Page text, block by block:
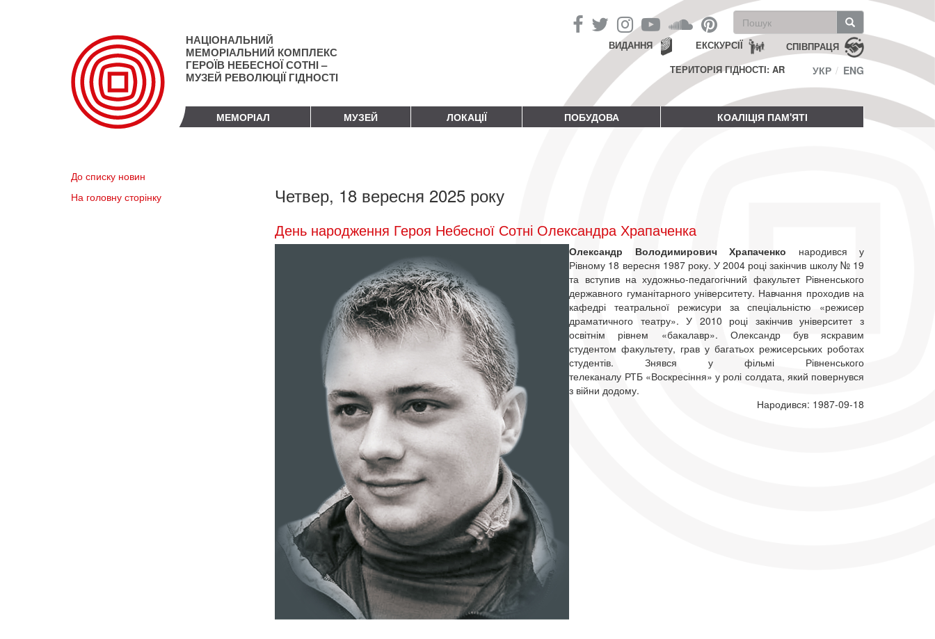
НАЦІОНАЛЬНИЙ
МЕМОРІАЛЬНИЙ КОМПЛЕКС
ГЕРОЇВ НЕБЕСНОЇ СОТНІ –
МУЗЕЙ РЕВОЛЮЦІЇ ГІДНОСТІ
Пошукова
форма
Пошук СПІВПРАЦЯ
ЕКСКУРСІЇ
ВИДАННЯ
ТЕРИТОРІЯ ГІДНОСТІ: AR
УКР ENG
МЕМОРІАЛ МУЗЕЙ ЛОКАЦІЇ ПОБУДОВА КОАЛІЦІЯ ПАМ'ЯТІ
До списку новин
На головну сторінку
Четвер, 18 вересня 2025 року
День народження Героя Небесної Сотні Олександра Храпаченка
Олександр Володимирович Храпаченко народився у
Рівному 18 вересня 1987 року. У 2004 році закінчив школу № 19
та вступив на художньо-педагогічний факультет Рівненського
державного гуманітарного університету. Навчання проходив на
кафедрі театральної режисури за спеціальністю «режисер
драматичного театру». У 2010 році закінчив університет з
освітнім рівнем «бакалавр». Олександр був яскравим
студентом факультету, грав у багатьох режисерських роботах
студентів. Знявся у фільмі Рівненського
телеканалу РТБ «Воскресіння» у ролі солдата, який повернувся
з війни додому.
Народився: 1987-09-18